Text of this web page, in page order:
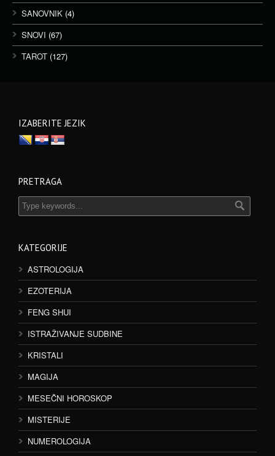
SANOVNIK (4)
SNOVI (67)
TAROT (127)
IZABERITE JEZIK
PRETRAGA
KATEGORIJE
ASTROLOGIJA
EZOTERIJA
FENG SHUI
ISTRAŽIVANJE SUDBINE
KRISTALI
MAGIJA
MESEČNI HOROSKOP
MISTERIJE
NUMEROLOGIJA